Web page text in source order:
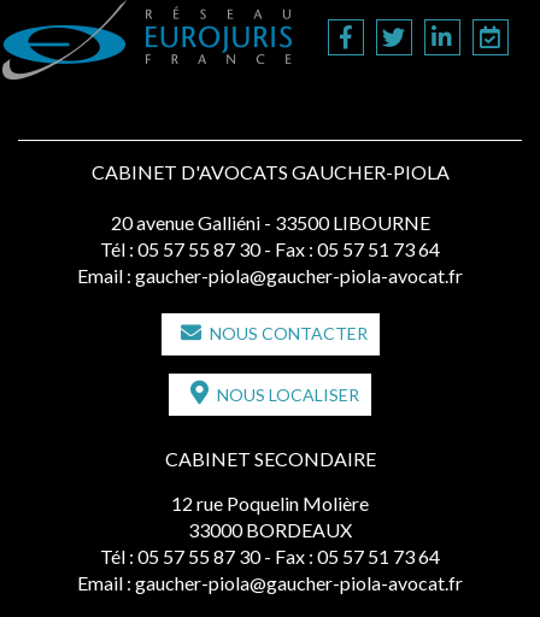
CABINET D'AVOCATS GAUCHER-PIOLA
20 avenue Galliéni - 33500 LIBOURNE
Tél : 05 57 55 87 30 - Fax : 05 57 51 73 64
Email : gaucher-piola@gaucher-piola-avocat.fr
NOUS CONTACTER
NOUS LOCALISER
CABINET SECONDAIRE
12 rue Poquelin Molière
33000 BORDEAUX
Tél : 05 57 55 87 30 - Fax : 05 57 51 73 64
Email : gaucher-piola@gaucher-piola-avocat.fr